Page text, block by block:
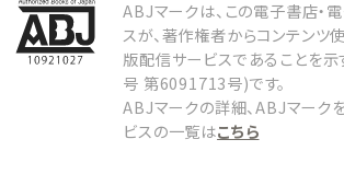
ABJマークは、この電子書店・
スが、著作権者からコンテンツ
版配信サービスであることを
号 第6091713号)です。
ABJマークの詳細、ABJマーク
ビスの一覧はこちら